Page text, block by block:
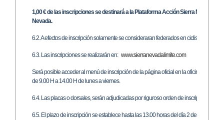
1,00 € de las inscripciones se destinará a la Plataforma Acción Sierra Nevada:
Nevada.
6.2. A efectos de inscripción solamente se consideraran federados en ciclismo a
6.3. Las inscripciones se realizarán en: www.sierranevadalimite.com
Será posible acceder al menú de inscripción de la página oficial en la oficina de
de 9.00 H a 14.00 H de lunes a viernes.
6.4. Las placas o dorsales, serán adjudicadas por riguroso orden de inscripción,
6.5. El plazo de inscripción se establece hasta las 13.00 horas del día 2 de julio de